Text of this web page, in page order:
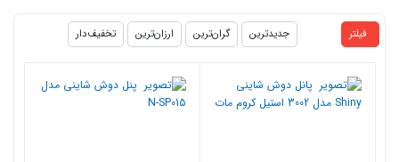
products.productlist
فیلتر جدیدترین گران‌ترین ارزان‌ترین تخفیف‌دار